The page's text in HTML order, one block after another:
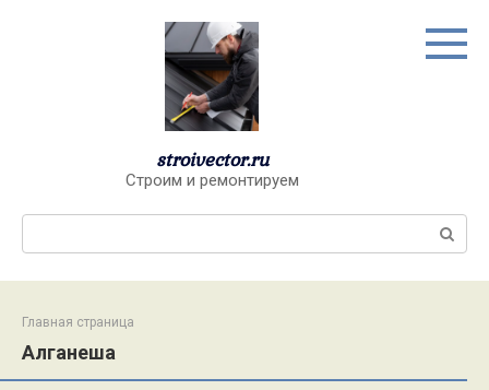
stroivector.ru
Строим и ремонтируем
Главная страница
Алганеша